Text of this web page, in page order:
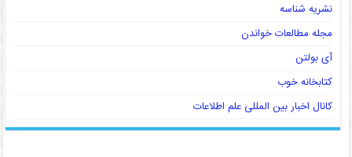
نشریه شناسه
مجله مطالعات خواندن
آی بولتن
کتابخانه خوب
کانال اخبار بین المللی علم اطلاعات